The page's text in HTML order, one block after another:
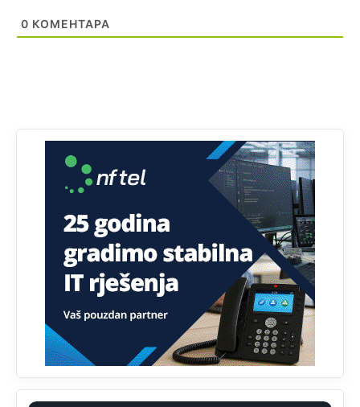
0 КОМЕНТАРА
Анонимно2818605 јуче 11:28
Prema podacima o informaciono-komunikacionim
tehnologijama, čak 33,4% domaćinstava u BiH uopšte
nema pristup računaru bilo koje vrste (desktop, laptop ili
Анонимно2818605 јуче 11:34
Najveći dio populacije starije od 65 godina uopšte ne
koristi internet, niti ima pristup računarima
Анонимно2818605 јуче
Uvođenje pravila da se umjesto dosadašnjeg znaka "X"
(krstića) kružić ispred kandidata mora u potpunosti
obojiti (popuniti) uvedeno je isključivo zbog tehničkih